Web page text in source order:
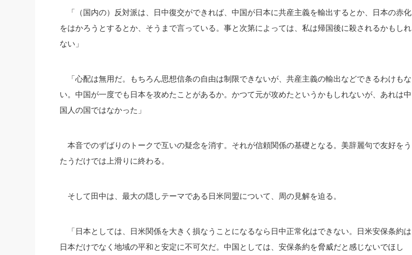
「（国内の）反対派は、日中復交ができれば、 中国が日本に共産主義を輸出するとか、
日本の赤化
をはかろうとするとか、そうまで言っている。 事と次第によっては、私は帰国後に殺されるかもしれ
ない」
「心配は無用だ。もちろん思想信条の自由は制限できないが、 共産主義の輸出などできるわけもな
い。 中国が一度でも日本を攻めたことがあるか。 かつて元が攻めたというかもしれないが、 あれは中
国人の国ではなかった」
本音でのずばりのトークで互いの疑念を消す。 それが信頼関係の基礎となる。 美辞麗句で友好をう
たうだけでは上滑りに終わる。
そして田中は、最大の隠しテーマである日米同盟について、 周の見解を迫る。
「日本としては、 日米関係を大きく損なうことになるなら日中正常化はできない。
日米安保条約は
日本だけでなく地域の平和と安定に不可欠だ。 中国としては、安保条約を脅威だと感じないでほし